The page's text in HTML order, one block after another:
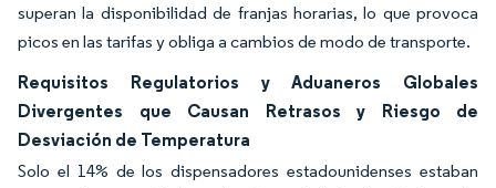
superan la disponibilidad de franjas horarias, lo que provoca
picos en las tarifas y obliga a cambios de modo de transporte.
Requisitos Regulatorios y Aduaneros Globales
Divergentes que Causan Retrasos y Riesgo de
Desviación de Temperatura
Solo el 14% de los dispensadores estadounidenses estaban